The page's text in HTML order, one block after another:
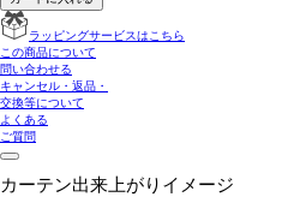
ラッピングサービスはこちら
この商品について
問い合わせる
キャンセル・返品・
交換等について
よくある
ご質問
カーテン出来上がりイメージ